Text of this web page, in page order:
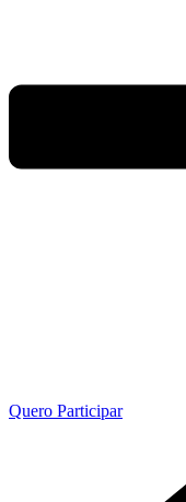
Quero Participar